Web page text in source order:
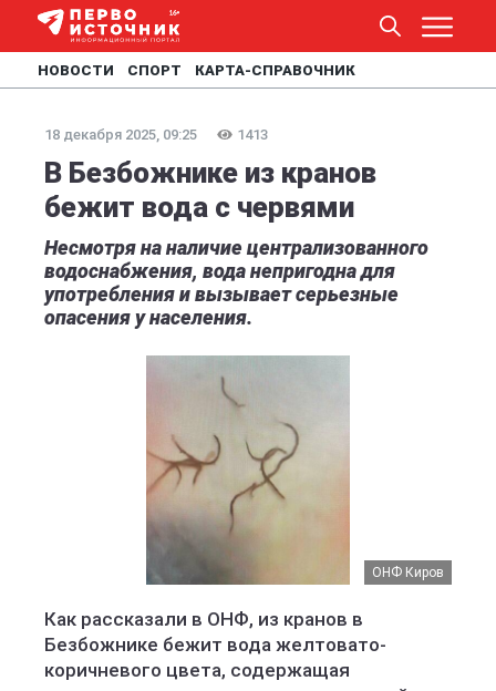
НОВОСТИ СПОРТ КАРТА-СПРАВОЧНИК
18 декабря 2025, 09:25 1413
В Безбожнике из кранов
бежит вода с червями
Несмотря на наличие централизованного
водоснабжения, вода непригодна для
употребления и вызывает серьезные
опасения у населения.
ОНФ Киров
Как рассказали в ОНФ, из кранов в
Безбожнике бежит вода желтовато-
коричневого цвета, содержащая